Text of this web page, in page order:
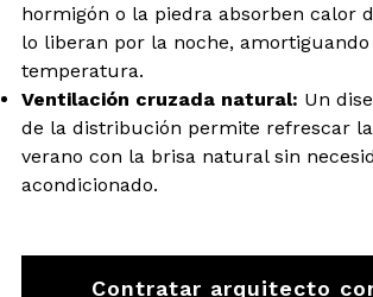
hormigón o la piedra absorben calor
lo liberan por la noche, amortiguando
temperatura.
Ventilación cruzada natural: Un
de la distribución permite refrescar
verano con la brisa natural sin
acondicionado.
Contratar arquitecto